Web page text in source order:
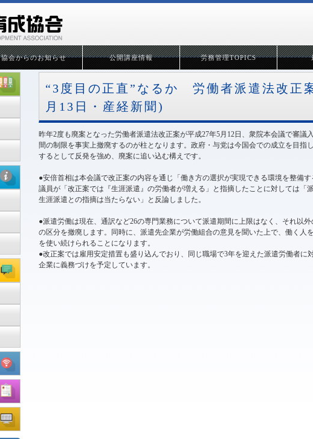
協会からのお知らせ 公開講座情報 労務管理TOPICS
“3度目の正直”なるか 労働者派遣法改正
月13日・産経新聞)
昨年2度も廃案となった労働者派遣法改正案が平成27年5月12日、衆院本会議で審議
間の制限を事実上撤廃するのが柱となります。政府・与党は今国会での成立を目指
するとして反発を強め、廃案に追い込む構えです。
●安倍首相は本会議で改正案の内容を通じ「働き方の選択が実現できる環境を整備
議員が「改正案では『生涯派遣』の労働者が増える」と指摘したことに対しては「
生涯派遣との指摘は当たらない」と反論しました。
●派遣労働は現在、通訳など26の専門業務について派遣期間に上限はなく、それ以
の区分を撤廃します。同時に、派遣先企業が労働組合の意見を聞いた上で、働く人
を使い続けられることになります。
●改正案では雇用安定措置も盛り込んでおり、同じ職場で3年を迎えた派遣労働者に
企業に義務づけを予定しています。